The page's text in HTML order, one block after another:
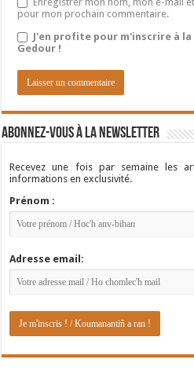
pour mon prochain commentaire.
J'en profite pour m'inscrire à
Gedour !
Abonnez-vous à la newsletter
Recevez une fois par semaine les
informations en exclusivité.
Prénom :
Adresse email: